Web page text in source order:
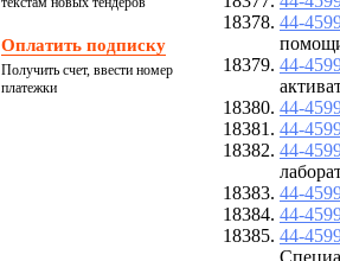
Оплатить подписку
Получить счет, ввести номер
платежки
44-
44-
44-
44-
44-
44-
44-
44-